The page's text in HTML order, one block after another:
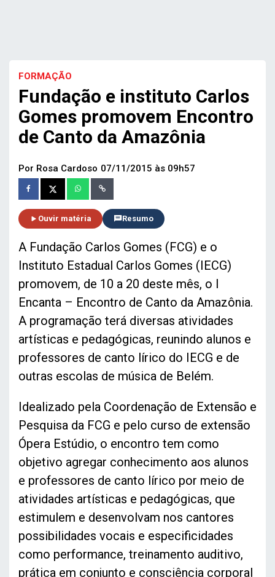
FORMAÇÃO
Fundação e instituto Carlos
Gomes promovem Encontro
de Canto da Amazônia
Por Rosa Cardoso 07/11/2015 às 09h57
Ouvir matéria Resumo
A Fundação Carlos Gomes (FCG) e o
Instituto Estadual Carlos Gomes (IECG)
promovem, de 10 a 20 deste mês, o I
Encanta – Encontro de Canto da Amazônia.
A programação terá diversas atividades
artísticas e pedagógicas, reunindo alunos e
professores de canto lírico do IECG e de
outras escolas de música de Belém.
Idealizado pela Coordenação de Extensão e
Pesquisa da FCG e pelo curso de extensão
Ópera Estúdio, o encontro tem como
objetivo agregar conhecimento aos alunos
e professores de canto lírico por meio de
atividades artísticas e pedagógicas, que
estimulem e desenvolvam nos cantores
possibilidades vocais e especificidades
como performance, treinamento auditivo,
prática em conjunto e consciência corporal